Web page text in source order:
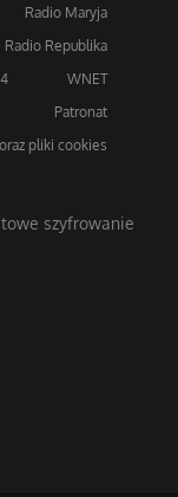
Radio Maryja
Radio Republika
WNET
Patronat
pliki cookies
szyfrowanie